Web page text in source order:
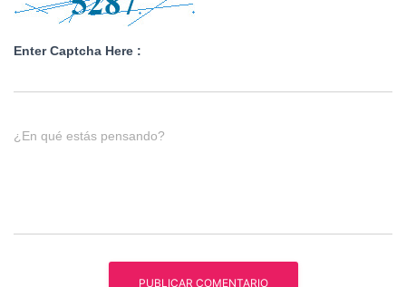
Enter Captcha Here :
¿En qué estás pensando?